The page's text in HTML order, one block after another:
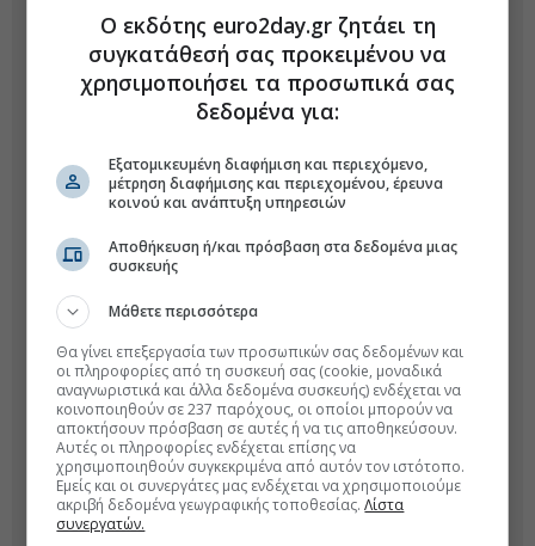
Ο εκδότης euro2day.gr ζητάει τη
συγκατάθεσή σας προκειμένου να
χρησιμοποιήσει τα προσωπικά σας
δεδομένα για:
Εξατομικευμένη διαφήμιση και περιεχόμενο,
μέτρηση διαφήμισης και περιεχομένου, έρευνα
κοινού και ανάπτυξη υπηρεσιών
Αποθήκευση ή/και πρόσβαση στα δεδομένα μιας
συσκευής
Μάθετε περισσότερα
Θα γίνει επεξεργασία των προσωπικών σας δεδομένων και
οι πληροφορίες από τη συσκευή σας (cookie, μοναδικά
αναγνωριστικά και άλλα δεδομένα συσκευής) ενδέχεται να
κοινοποιηθούν σε 237 παρόχους, οι οποίοι μπορούν να
αποκτήσουν πρόσβαση σε αυτές ή να τις αποθηκεύσουν.
Αυτές οι πληροφορίες ενδέχεται επίσης να
χρησιμοποιηθούν συγκεκριμένα από αυτόν τον ιστότοπο.
Εμείς και οι συνεργάτες μας ενδέχεται να χρησιμοποιούμε
ακριβή δεδομένα γεωγραφικής τοποθεσίας.Λίστα
συνεργατών.